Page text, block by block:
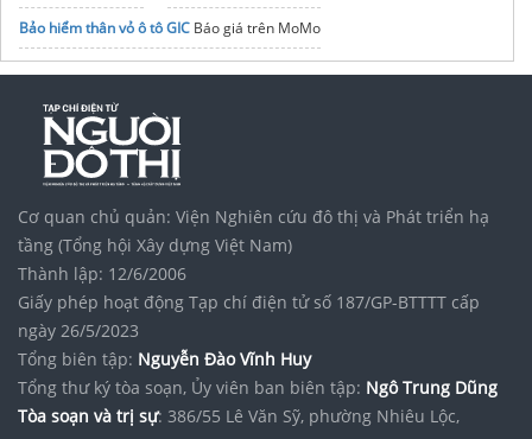
Bảo hiểm thân vỏ ô tô GIC Báo giá trên MoMo
Cơ quan chủ quản: Viện Nghiên cứu đô thị và Phát triển hạ
tầng (Tổng hội Xây dựng Việt Nam)
Thành lập: 12/6/2006
Giấy phép hoạt động Tạp chí điện tử số 187/GP-BTTTT cấp
ngày 26/5/2023
Tổng biên tập: Nguyễn Đào Vĩnh Huy
Tổng thư ký tòa soạn, Ủy viên ban biên tập: Ngô Trung Dũng
Tòa soạn và trị sự: 386/55 Lê Văn Sỹ, phường Nhiêu Lộc,